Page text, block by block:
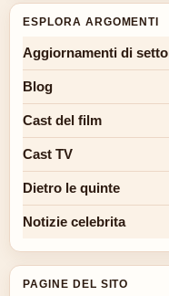
ESPLORA ARGOMENTI
Aggiornamenti di
Blog
Cast del film
Cast TV
Dietro le quinte
Notizie celebrita
PAGINE DEL SITO